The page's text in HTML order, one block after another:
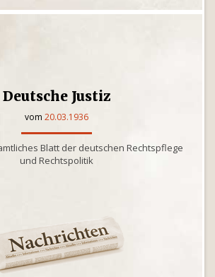
Deutsche Justiz
vom 20.03.1936
Blatt der deutschen Rechtspflege
und Rechtspolitik